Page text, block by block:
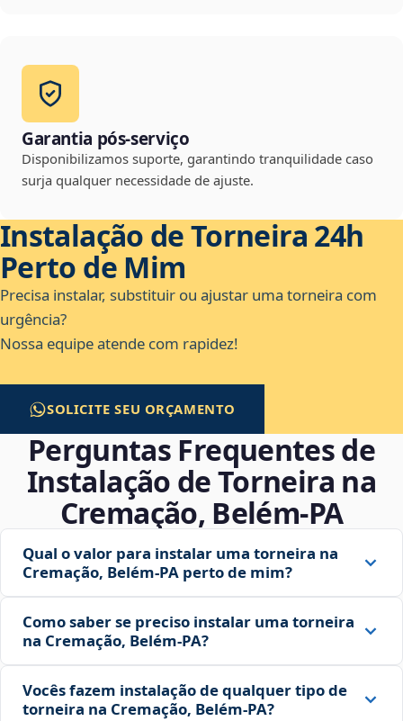
Garantia pós-serviço
Disponibilizamos suporte, garantindo tranquilidade caso
surja qualquer necessidade de ajuste.
Instalação de Torneira 24h
Perto de Mim
Precisa instalar, substituir ou ajustar uma torneira com
urgência?
Nossa equipe atende com rapidez!
SOLICITE SEU ORÇAMENTO
Perguntas Frequentes de
Instalação de Torneira na
Cremação, Belém‑PA
Qual o valor para instalar uma torneira na
Cremação, Belém‑PA perto de mim?
Como saber se preciso instalar uma torneira
na Cremação, Belém‑PA?
Vocês fazem instalação de qualquer tipo de
torneira na Cremação, Belém‑PA?